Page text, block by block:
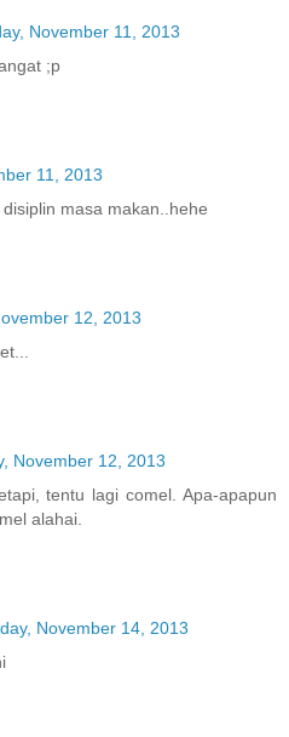
November 11, 2013
;p
11, 2013
masa makan..hehe
12, 2013
November 12, 2013
tentu lagi comel. Apa-apapun
alahai.
November 14, 2013